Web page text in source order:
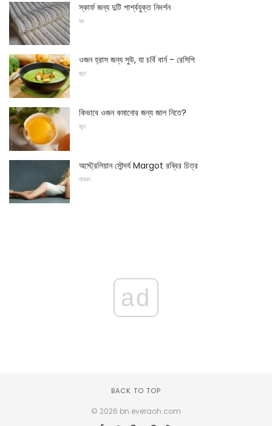
স্কার্ফ জন্য দুটি পার্শ্বযুক্ত নিদর্শন
ঘর
ওজন হ্রাস জন্য সুউ, যা চর্বি বার্ন - রেসিপি
জুত
কিভাবে ওজন কমানোর জন্য জাল নিতে?
জুত
অস্ট্রেলিয়ান সৌন্দর্য Margot রব্বির চিত্র
তারকা
ad
BACK TO TOP
© 2026 bn.everaoh.com